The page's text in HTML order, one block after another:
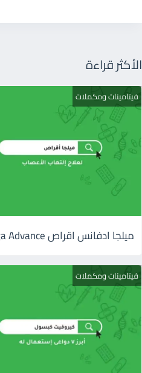
الأكثر قراءة
فيتامينات ومكملات
ميلجا ادفانس اقراص Milga Advance : للاعصاب والإكتئاب
فيتامينات ومكملات